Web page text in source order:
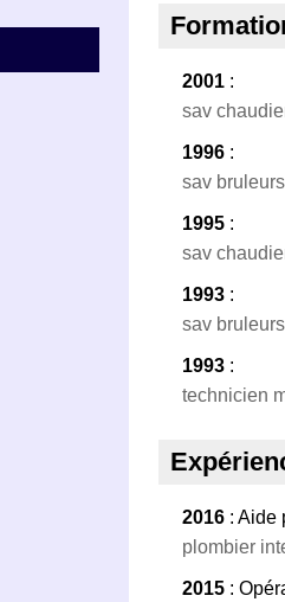
2001 :
sav
1996 :
sav
1995 :
sav
1993 :
sav
1993 :
technicien
2016 : Aide
plombier
2015 :